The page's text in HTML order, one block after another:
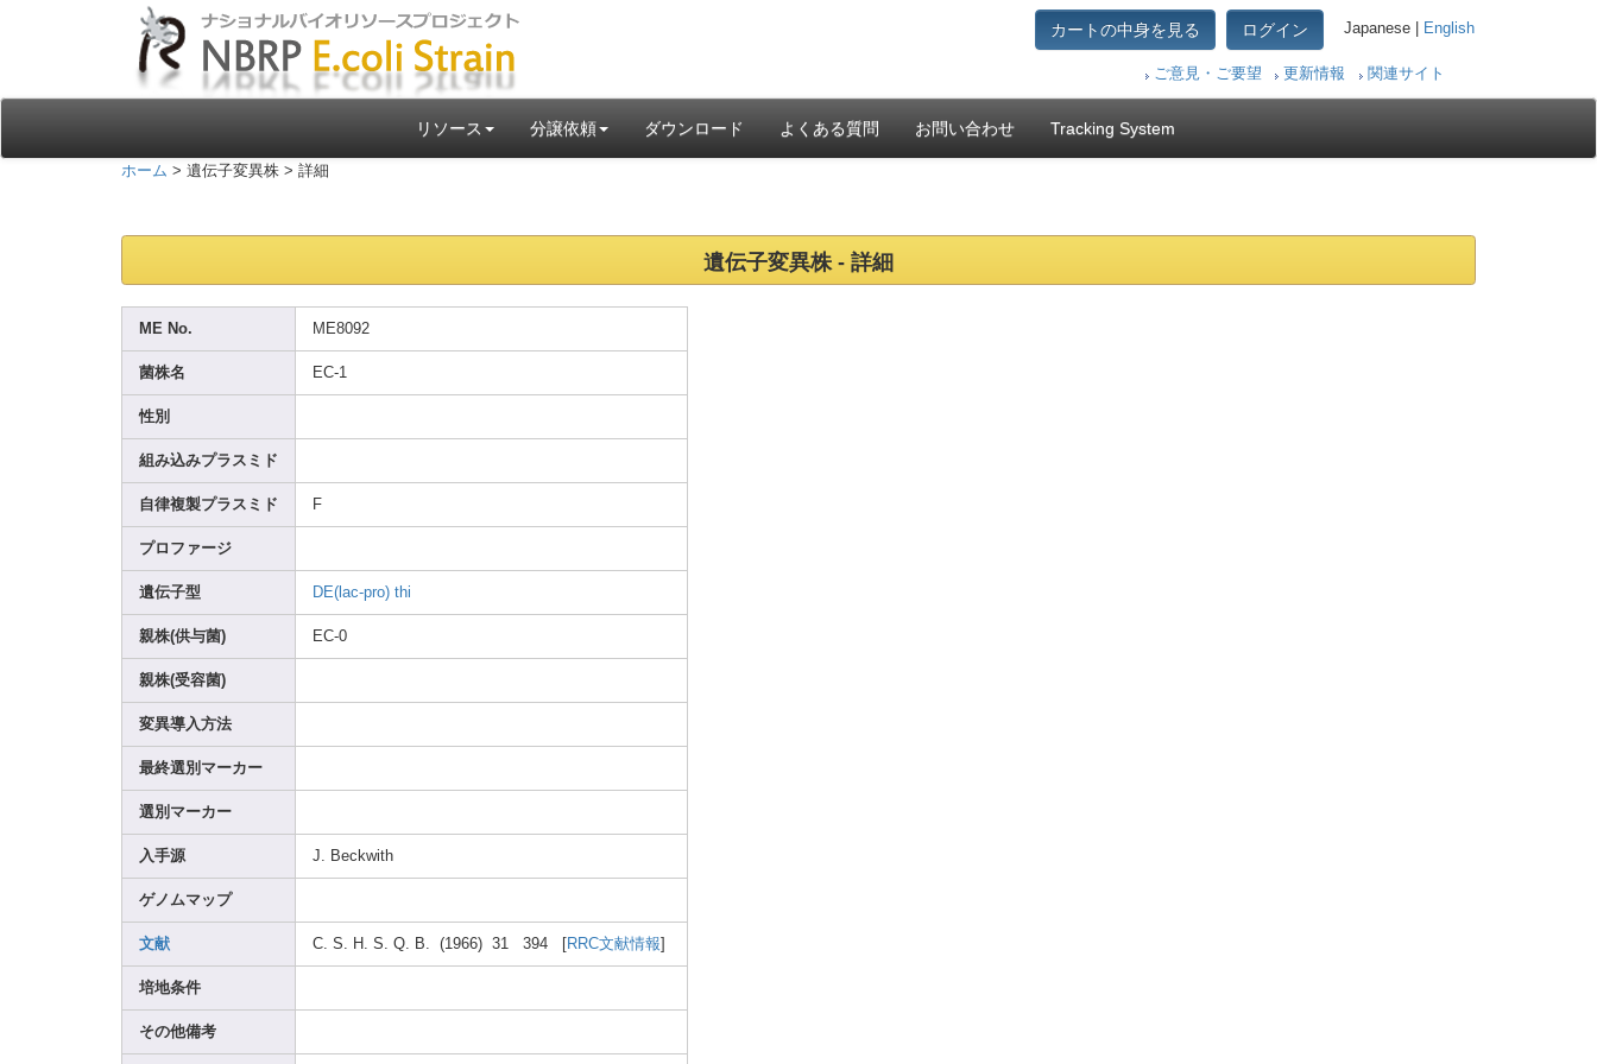
カートの中身を見る ログイン Japanese | English
ご意見・ご要望 更新情報 関連サイト
リソース 分譲依頼 ダウンロード よくある質問 お問い合わせ Tracking System
ホーム > 遺伝子変異株 > 詳細
遺伝子変異株 - 詳細
ME No. ME8092
菌株名 EC-1
性別
組み込みプラスミド
自律複製プラスミド F
プロファージ
遺伝子型 DE(lac-pro) thi
親株(供与菌) EC-0
親株(受容菌)
変異導入方法
最終選別マーカー
選別マーカー
入手源 J. Beckwith
ゲノムマップ
文献 C. S. H. S. Q. B. (1966) 31 394 [ RRC文献情報
培地条件
その他備考